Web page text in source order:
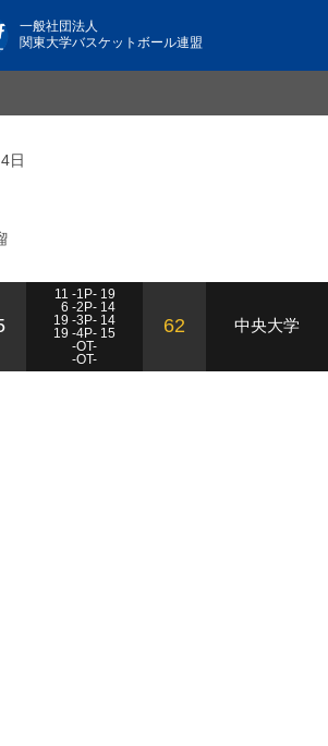
一般社団法人
関東大学バスケットボール連盟
日
11 -1P- 19
6 -2P- 14
19 -3P- 14
19 -4P- 15
-OT-
-OT-
62 中央大学